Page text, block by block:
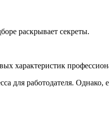
раскрывает секреты.
для работодателя.